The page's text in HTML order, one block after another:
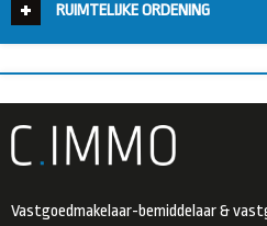
RUIMTELIJKE ORDENING
Vastgoedmakelaar-bemiddelaar &